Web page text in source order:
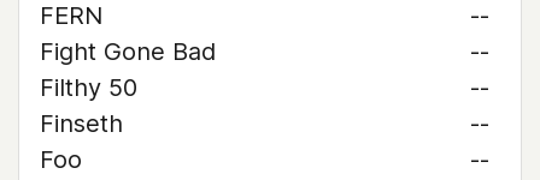
FERN
--
Fight Gone Bad
--
Filthy 50
--
Finseth
--
Foo
--